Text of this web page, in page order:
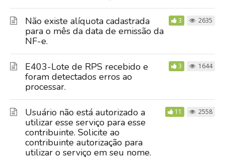
Não existe alíquota cadastrada
para o mês da data de emissão da
NF-e.
3 2635
E403-Lote de RPS recebido e
foram detectados erros ao
processar.
3 1644
Usuário não está autorizado a
utilizar esse serviço para esse
contribuinte. Solicite ao
contribuinte autorização para
utilizar o serviço em seu nome.
11 2558